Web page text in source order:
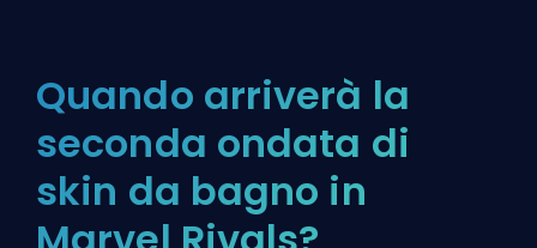
Quando arriverà la
seconda ondata di
skin da bagno in